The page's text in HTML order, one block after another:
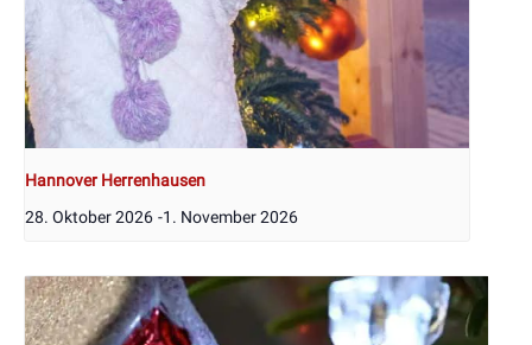
Hannover Herrenhausen
28. Oktober 2026 -1. November 2026